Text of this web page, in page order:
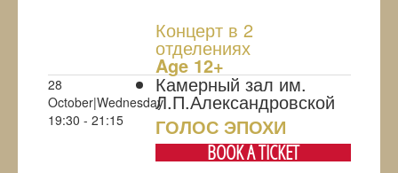
Концерт в 2
отделениях
Age 12+
28
October|Wednesday
19:30 - 21:15
Камерный зал им.
Л.П.Александровской
ГОЛОС ЭПОХИ
BOOK A TICKET